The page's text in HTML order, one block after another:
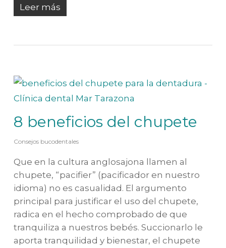
Leer más
8 beneficios del chupete
Consejos bucodentales
Que en la cultura anglosajona llamen al
chupete, “pacifier” (pacificador en nuestro
idioma) no es casualidad. El argumento
principal para justificar el uso del chupete,
radica en el hecho comprobado de que
tranquiliza a nuestros bebés. Succionarlo le
aporta tranquilidad y bienestar, el chupete